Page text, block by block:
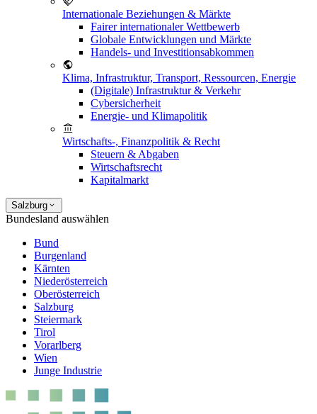
Internationale Beziehungen & Märkte
Fairer internationaler Wettbewerb
Globale Entwicklungen und Märkte
Handels- und Investitionsabkommen
Klima, Infrastruktur, Transport, Ressourcen, Energie
(Digitale) Infrastruktur & Verkehr
Cybersicherheit
Energie- und Klimapolitik
Wirtschafts-, Finanzpolitik & Recht
Steuern & Abgaben
Wirtschaftsrecht
Kapitalmarkt
Salzburg
Bundesland auswählen
Bund
Burgenland
Kärnten
Niederösterreich
Oberösterreich
Salzburg
Steiermark
Tirol
Vorarlberg
Wien
Junge Industrie